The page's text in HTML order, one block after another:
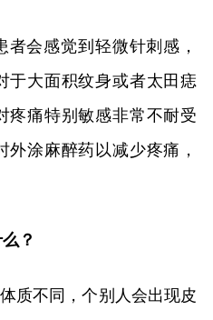
者会感觉到轻微针刺感，
于大面积纹身或者太田痣
疼痛特别敏感非常不耐受
涂麻醉药以减少疼痛，
？
质不同，个别人会出现皮